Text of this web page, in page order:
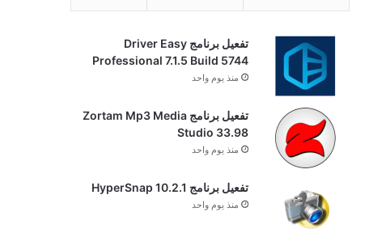
تفعيل برنامج Driver Easy
Professional 7.1.5 Build 5744
منذ يوم واحد
تفعيل برنامج Zortam Mp3 Media
Studio 33.98
منذ يوم واحد
تفعيل برنامج HyperSnap 10.2.1
منذ يوم واحد